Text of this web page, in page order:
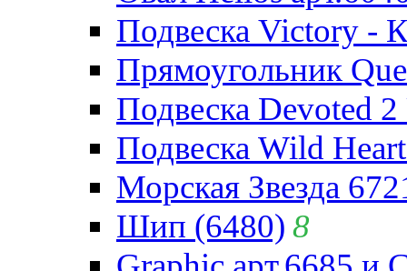
Подвеска Victory -
Прямоугольник
Подвеска Devoted
Подвеска Wild
Морская Звезда
Шип (6480) 8